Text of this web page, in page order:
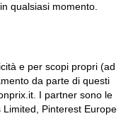
qualsiasi momento.
e per scopi propri (ad
da parte di questi
I partner sono le
Pinterest Europe